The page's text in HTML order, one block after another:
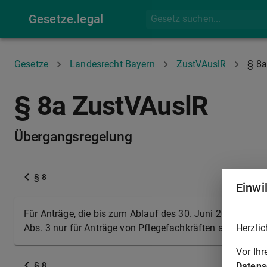
Gesetze.legal
Gesetze Landesrecht Bayern ZustVAuslR § 8a
§ 8a ZustVAuslR
Übergangsregelung
§ 8
Für Anträge, die bis zum Ablauf des 30. Juni 2025
Abs. 3 nur für Anträge von Pflegefachkräften auf ein
Vor